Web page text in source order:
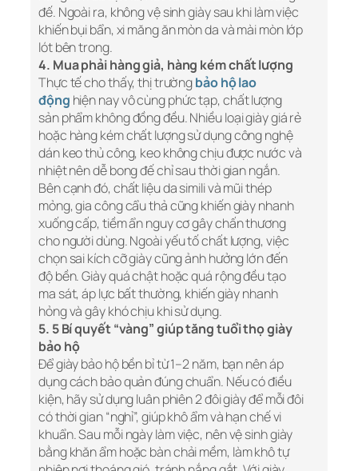
đế. Ngoài ra, không vệ sinh giày sau khi làm việc
khiến bụi bẩn, xi măng ăn mòn da và mài mòn lớp
lót bên trong.
4. Mua phải hàng giả, hàng kém chất lượng
Thực tế cho thấy, thị trườngbảo hộ lao
động hiện nay vô cùng phức tạp, chất lượng
sản phẩm không đồng đều. Nhiều loại giày giá rẻ
hoặc hàng kém chất lượng sử dụng công nghệ
dán keo thủ công, keo không chịu được nước và
nhiệt nên dễ bong đế chỉ sau thời gian ngắn.
Bên cạnh đó, chất liệu da simili và mũi thép
mỏng, gia công cẩu thả cũng khiến giày nhanh
xuống cấp, tiềm ẩn nguy cơ gây chấn thương
cho người dùng. Ngoài yếu tố chất lượng, việc
chọn sai kích cỡ giày cũng ảnh hưởng lớn đến
độ bền. Giày quá chật hoặc quá rộng đều tạo
ma sát, áp lực bất thường, khiến giày nhanh
hỏng và gây khó chịu khi sử dụng.
5. 5 Bí quyết “vàng” giúp tăng tuổi thọ giày
bảo hộ
Để giày bảo hộ bền bỉ từ 1–2 năm, bạn nên áp
dụng cách bảo quản đúng chuẩn. Nếu có điều
kiện, hãy sử dụng luân phiên 2 đôi giày để mỗi đôi
có thời gian “nghỉ”, giúp khô ẩm và hạn chế vi
khuẩn. Sau mỗi ngày làm việc, nên vệ sinh giày
bằng khăn ẩm hoặc bàn chải mềm, làm khô tự